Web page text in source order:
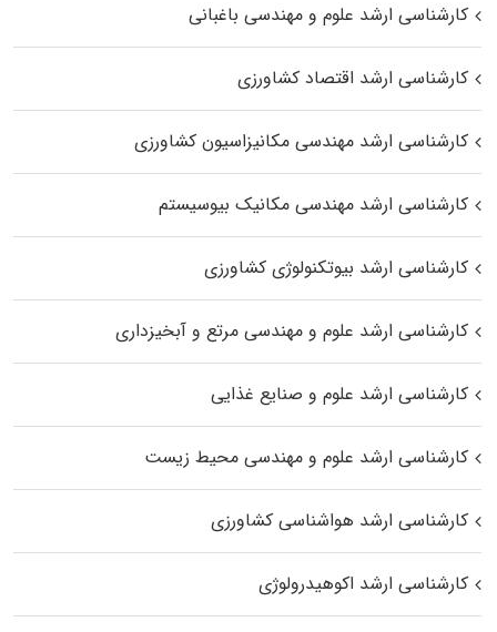
کارشناسی ارشد علوم و مهندسی باغبانی
کارشناسی ارشد اقتصاد کشاورزی
کارشناسی ارشد مهندسی مکانیزاسیون کشاورزی
کارشناسی ارشد مهندسی مکانیک بیوسیستم
کارشناسی ارشد بیوتکنولوژی کشاورزی
کارشناسی ارشد علوم و مهندسی مرتع و آبخیزداری
کارشناسی ارشد علوم و صنایع غذایی
کارشناسی ارشد علوم و مهندسی محیط زیست
کارشناسی ارشد هواشناسی کشاورزی
کارشناسی ارشد اکوهیدرولوژی